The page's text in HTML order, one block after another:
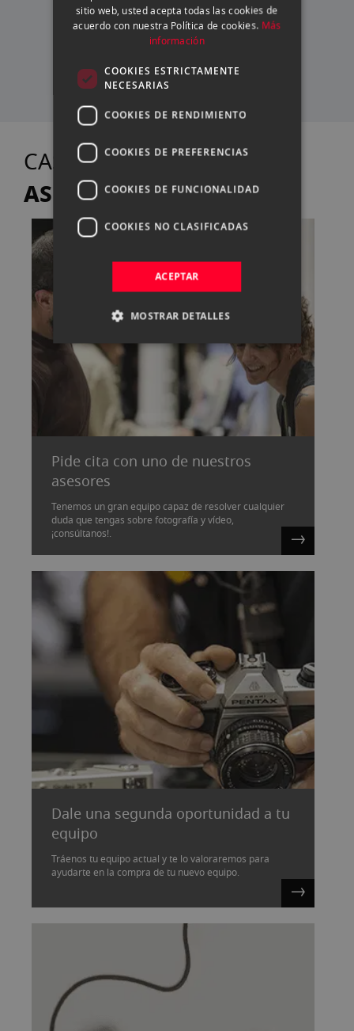
SERVICIO TÉCNICO
PROPIO
CASANOVA FOTOTE
ASESORA
Pide cita con uno de nuestros
asesores
Tenemos un gran equipo capaz de resolver cualquier
duda que tengas sobre fotografía y vídeo,
¡consúltanos!.
Dale una segunda oportunidad a tu
equipo
Tráenos tu equipo actual y te lo valoraremos para
ayudarte en la compra de tu nuevo equipo.
CATALAN
sitio web, usted acepta todas las cookies de
acuerdo con nuestra Política de cookies. Más
información
COOKIES ESTRICTAMENTE
NECESARIAS
COOKIES DE RENDIMIENTO
COOKIES DE PREFERENCIAS
COOKIES DE FUNCIONALIDAD
COOKIES NO CLASIFICADAS
ACEPTAR
MOSTRAR DETALLES